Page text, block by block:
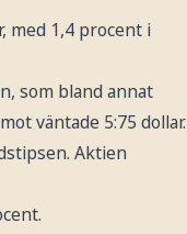
med 1,4 procent i
som bland annat
väntade 5:75 dollar.
Aktien